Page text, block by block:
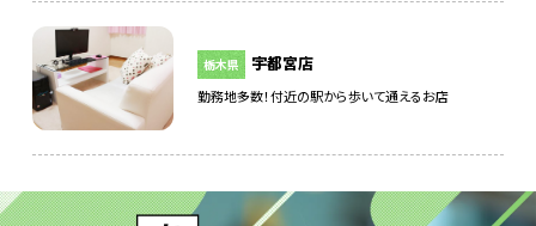
栃木県 宇都宮店
勤務地多数！付近の駅から歩いて通えるお店